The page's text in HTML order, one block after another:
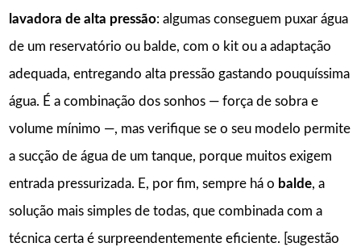
lavadora de alta pressão: algumas conseguem puxar água
de um reservatório ou balde, com o kit ou a adaptação
adequada, entregando alta pressão gastando pouquíssima
água. É a combinação dos sonhos — força de sobra e
volume mínimo —, mas verifique se o seu modelo permite
a sucção de água de um tanque, porque muitos exigem
entrada pressurizada. E, por fim, sempre há o balde, a
solução mais simples de todas, que combinada com a
técnica certa é surpreendentemente eficiente. [sugestão